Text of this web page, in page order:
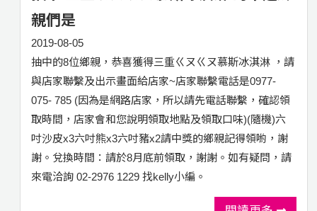
親們是
2019-08-05
抽中的8位鄉親，恭喜獲得三重ㄍㄡㄍㄡ慕斯冰淇淋 ，請
與店家聯繫及出示畫面給店家~店家聯繫電話是0977-
075- 785 (因為是網路店家，所以請先電話聯繫，確認領
取時間，店家會和您說明領取地點及領取口味)(隨機)六
吋沙皮x3六吋熊x3六吋豬x2請中獎的鄉親記得領喲，謝
謝。兌換時間：請於8月底前領取，謝謝。如有疑問，請
來電洽詢 02-2976 1229 找kelly小編。